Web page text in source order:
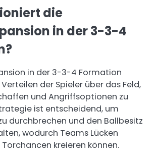
die
in der 3-3-4
in der 3-3-4 Formation
der Spieler über das Feld,
und Angriffsoptionen zu
ist entscheidend, um
durchbrechen und den Ballbesitz
wodurch Teams Lücken
kreieren können.